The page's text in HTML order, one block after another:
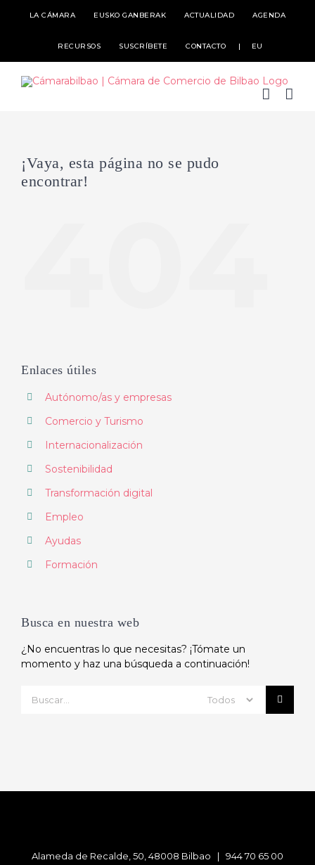
LA CÁMARA EUSKO GANBERAK ACTUALIDAD AGENDA
RECURSOS SUSCRÍBETE CONTACTO EU
¡Vaya, esta página no se pudo
encontrar!
Enlaces útiles
Autónomo/as y empresas
Comercio y Turismo
Internacionalización
Sostenibilidad
Transformación digital
Empleo
Ayudas
Formación
Busca en nuestra web
¿No encuentras lo que necesitas? ¡Tómate un
momento y haz una búsqueda a continuación!
Search
Alameda de Recalde, 50, 48008 Bilbao | 944 70 65 00